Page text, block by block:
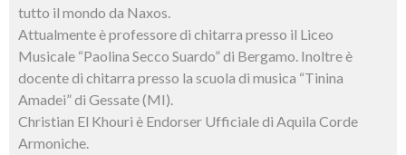
tutto il mondo da Naxos.
Attualmente è professore di chitarra presso il Liceo
Musicale “Paolina Secco Suardo” di Bergamo. Inoltre è
docente di chitarra presso la scuola di musica “Tinina
Amadei” di Gessate (MI).
Christian El Khouri è Endorser Ufficiale di Aquila Corde
Armoniche.